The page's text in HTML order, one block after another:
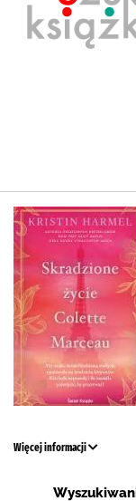
Więcej informacji